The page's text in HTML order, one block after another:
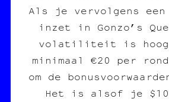
Als je vervolgens
inzet in Gonzo’s
volatiliteit is
minimaal €20 per
om de
Het is alsof je